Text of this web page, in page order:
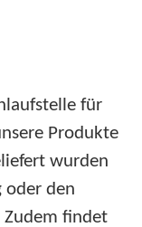
für
Produkte
wurden
oder den
Zudem findet